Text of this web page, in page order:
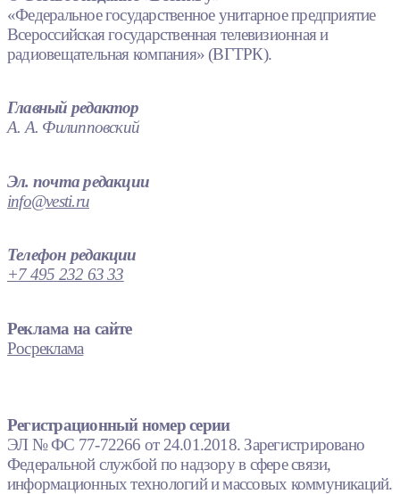
«Федеральное государственное унитарное предприятие
Всероссийская государственная телевизионная и
радиовещательная компания» (ВГТРК).
Главный редактор
А. А. Филипповский
Эл. почта редакции
info@vesti.ru
Телефон редакции
+7 495 232 63 33
Реклама на сайте
Росреклама
Регистрационный номер серии
ЭЛ № ФС 77-72266 от 24.01.2018. Зарегистрировано
Федеральной службой по надзору в сфере связи,
информационных технологий и массовых коммуникаций.